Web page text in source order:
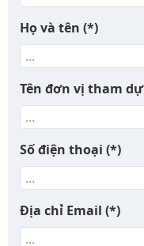
Họ và tên (*)
Tên đơn vị tham dự
Số điện thoại (*)
Địa chỉ Email (*)